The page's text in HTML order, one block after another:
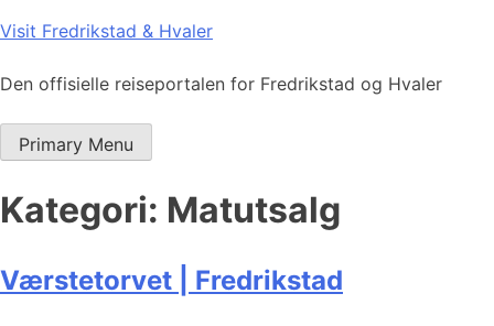
Skip
content
Visit Fredrikstad & Hvaler
Den offisielle reiseportalen for Fredrikstad og Hvaler
Primary Menu
Kategori: Matutsalg
Værstetorvet | Fredrikstad